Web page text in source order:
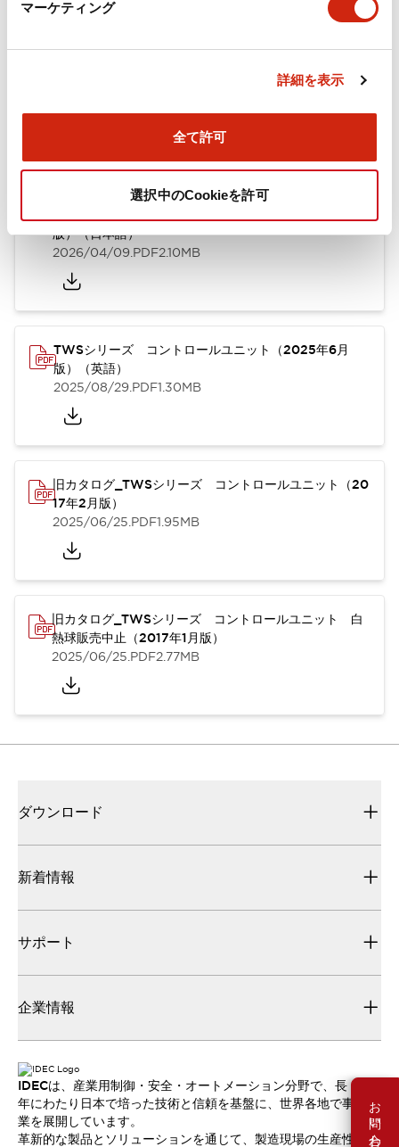
マーケティング
詳細を表示
全て許可
選択中のCookieを許可
お問い合わせ
規格・認証 技術文書
版）（日本語）
2026/04/09.PDF2.10MB
TWSシリーズ コントロールユニット（2025年6月
版）（英語）
2025/08/29.PDF1.30MB
旧カタログ_TWSシリーズ コントロールユニット（20
17年2月版）
2025/06/25.PDF1.95MB
旧カタログ_TWSシリーズ コントロールユニット 白
熱球販売中止（2017年1月版）
2025/06/25.PDF2.77MB
ダウンロード
新着情報
サポート
企業情報
IDECは、産業用制御・安全・オートメーション分野で、長
年にわたり日本で培った技術と信頼を基盤に、世界各地で事
業を展開しています。
革新的な製品とソリューションを通じて、製造現場の生産性